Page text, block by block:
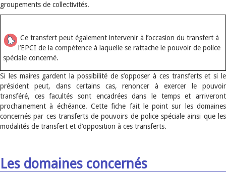
groupements de collectivités.
Ce transfert peut également intervenir à l’occasion du transfert à
l’EPCI de la compétence à laquelle se rattache le pouvoir de police
spéciale concerné.
Si les maires gardent la possibilité de s’opposer à ces transferts et si le
président peut, dans certains cas, renoncer à exercer le pouvoir
transféré, ces facultés sont encadrées dans le temps et arriveront
prochainement à échéance. Cette fiche fait le point sur les domaines
concernés par ces transferts de pouvoirs de police spéciale ainsi que les
modalités de transfert et d’opposition à ces transferts.
Les domaines concernés